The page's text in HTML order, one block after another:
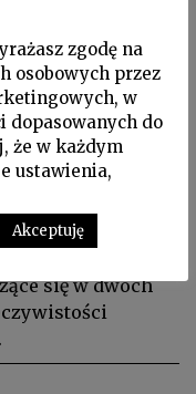
nr 1/137
o książce
się w dwóch
zgodę na
osobowych przez
w
do
że w każdym
ustawienia,
Akceptuję